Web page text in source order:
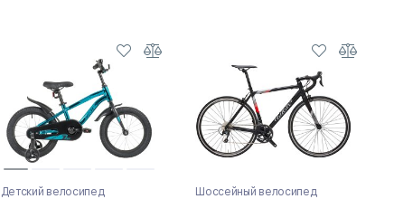
Детский велосипед Шоссейный велосипед